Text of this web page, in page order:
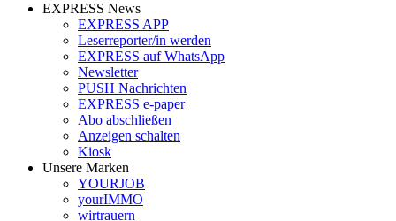
EXPRESS News
EXPRESS APP
Leserreporter/in werden
EXPRESS auf WhatsApp
Newsletter
PUSH Nachrichten
EXPRESS e-paper
Abo abschließen
Anzeigen schalten
Kiosk
Unsere Marken
YOURJOB
yourIMMO
wirtrauern